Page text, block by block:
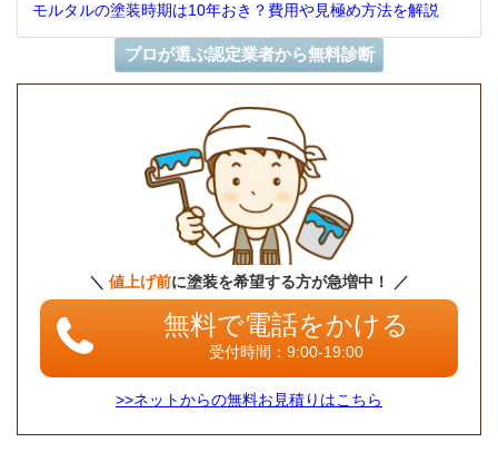
モルタルの塗装時期は10年おき？費用や見極め方法を解説
プロが選ぶ認定業者から無料診断
＼ 値上げ前に塗装を希望する方が急増中！ ／
無料で電話をかける
受付時間：9:00-19:00
>>ネットからの無料お見積りはこちら